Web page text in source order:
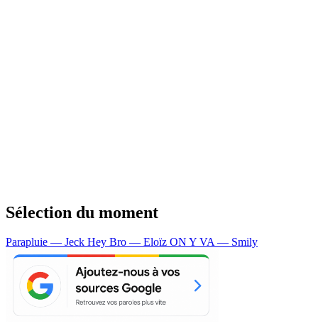
Sélection du moment
Parapluie — Jeck Hey Bro — Eloïz ON Y VA — Smily